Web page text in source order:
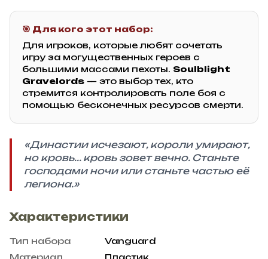
🎯 Для кого этот набор:
Для игроков, которые любят сочетать
игру за могущественных героев с
большими массами пехоты. Soulblight
Gravelords — это выбор тех, кто
стремится контролировать поле боя с
помощью бесконечных ресурсов смерти.
«Династии исчезают, короли умирают,
но кровь... кровь зовет вечно. Станьте
господами ночи или станьте частью её
легиона.»
Характеристики
Тип набора
Vanguard